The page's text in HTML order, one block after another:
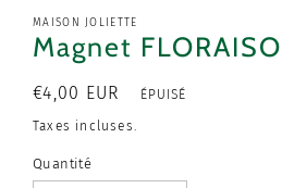
MAISON JOLIETTE
Magnet
Prix
habituel
€4,00 EUR ÉPUISÉ
Taxes incluses.
Quantité